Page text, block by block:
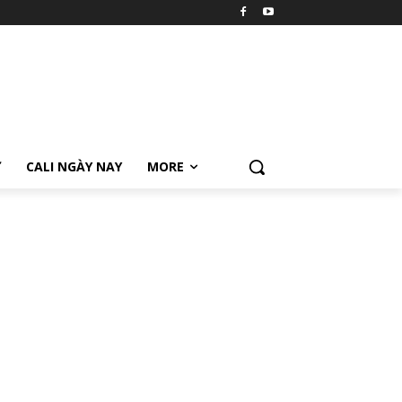
CALI NGÀY NAY MORE